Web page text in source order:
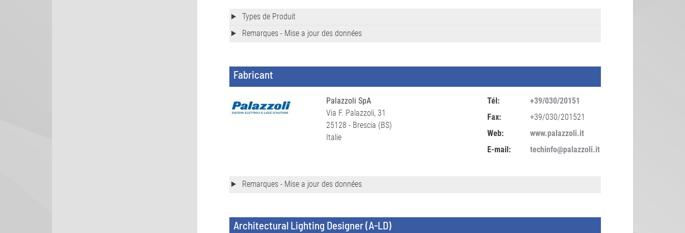
Types de Produit
Remarques - Mise a jour des données
Fabricant
Palazzoli SpA
Via F. Palazzoli, 31
25128 - Brescia (BS)
Italie
Tél:
+39/030/20151
Fax:
+39/030/201521
Web:
www.palazzoli.it
E-mail:
techinfo@palazzoli.it
Remarques - Mise a jour des données
Architectural Lighting Designer (A-LD)